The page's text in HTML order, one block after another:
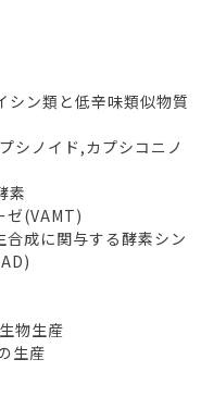
ン類と低辛味類似物質
シノイド,カプシコニノ
素
ゼ(VAMT)
成に関与する酵素シン
物生産
生産